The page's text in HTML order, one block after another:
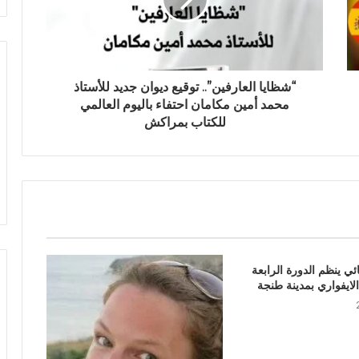
“شظايا العارفين”.. توقيع ديوان جديد للأستاذ
محمد أمين مكامان احتفاء باليوم العالمي
للكتاب بمراكش
ينظم الدورة الرابعة
بمدينة طنجة